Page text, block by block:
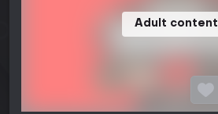
Adult content